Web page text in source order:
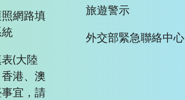
網路填
(大陸
港、澳
宜，請
旅遊警示
外交部緊急聯絡中心